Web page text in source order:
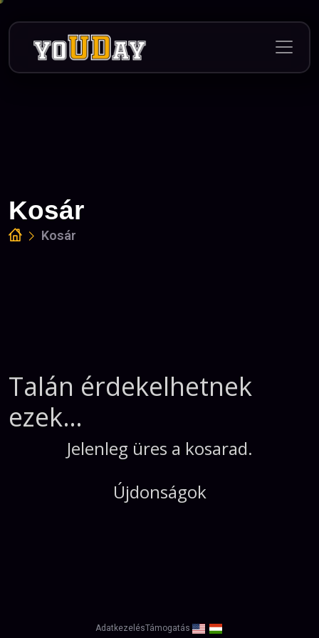
Skip
content
Kosár
Kosár
Talán érdekelhetnek
ezek…
Jelenleg üres a kosarad.
Újdonságok
AdatkezelésTámogatás